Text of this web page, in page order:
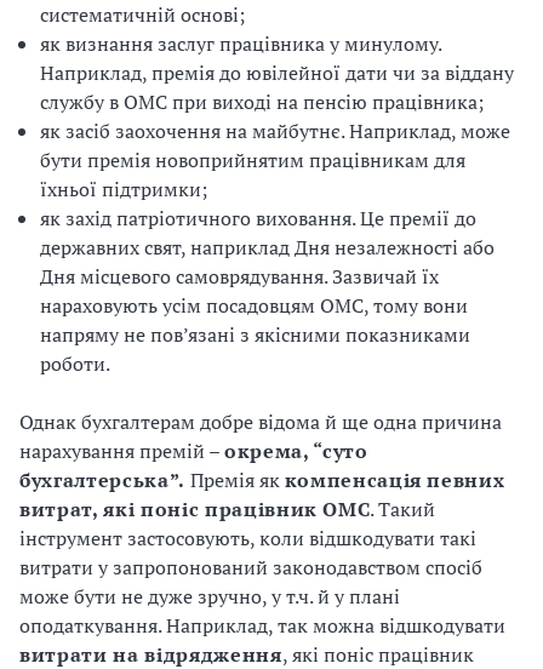
систематичній основі;
як визнання заслуг працівника у минулому.
Наприклад, премія до ювілейної дати чи за віддану
службу в ОМС при виході на пенсію працівника;
як засіб заохочення на майбутнє. Наприклад, може
бути премія новоприйнятим працівникам для
їхньої підтримки;
як захід патріотичного виховання. Це премії до
державних свят, наприклад Дня незалежності або
Дня місцевого самоврядування. Зазвичай їх
нараховують усім посадовцям ОМС, тому вони
напряму не пов’язані з якісними показниками
роботи.
Однак бухгалтерам добре відома й ще одна причина
нарахування премій –окрема, “суто
бухгалтерська”. Премія яккомпенсація певних
витрат, які поніс працівник ОМС. Такий
інструмент застосовують, коли відшкодувати такі
витрати у запропонований законодавством спосіб
може бути не дуже зручно, у т.ч. й у плані
оподаткування. Наприклад, так можна відшкодувати
витрати на відрядження, які поніс працівник